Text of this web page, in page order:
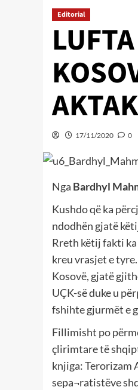
Editorial
17/11/2020 0
Nga Bardhyl
Kushdo që ka
ndodhën gjatë
Rreth këtij fakti
kreu vrasjet e
Kosovë, gjatë
UÇK-së duke u
fshihte gjurmët e
Fillimisht po
çlirimtare të
knjiga: Terorizam
sepa¬ratistëve